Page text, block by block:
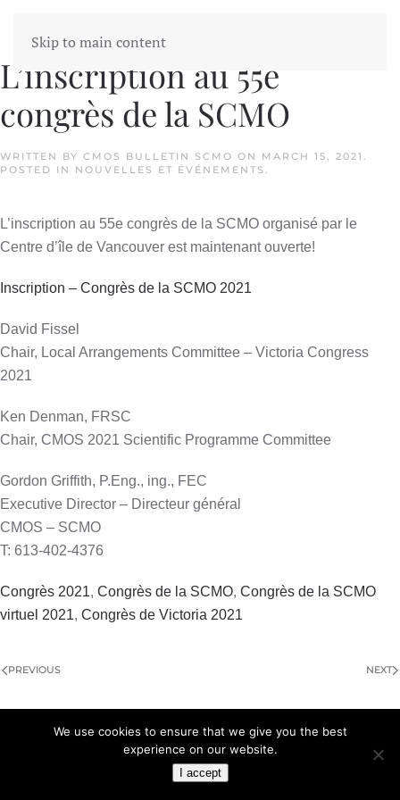
Skip to main content
L’inscription au 55e
congrès de la SCMO
WRITTEN BY CMOS BULLETIN SCMO ON MARCH 15, 2021 .
POSTED IN NOUVELLES ET ÉVÉNEMENTS .
L’inscription au 55e congrès de la SCMO organisé par le
Centre d’île de Vancouver est maintenant ouverte!
Inscription – Congrès de la SCMO 2021
David Fissel
Chair, Local Arrangements Committee – Victoria Congress
2021
Ken Denman, FRSC
Chair, CMOS 2021 Scientific Programme Committee
Gordon Griffith, P.Eng., ing., FEC
Executive Director – Directeur général
CMOS – SCMO
T: 613-402-4376
Congrès 2021, Congrès de la SCMO, Congrès de la SCMO
virtuel 2021, Congrès de Victoria 2021
PREVIOUS NEXT
We use cookies to ensure that we give you the best
experience on our website.
I accept